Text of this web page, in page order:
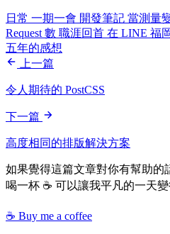
日常 一期一會 開發筆記 當測量
Request 數 職涯回首 在 LINE 福
五年的感想
上一篇
令人期待的 PostCSS
下一篇
高度相同的排版解決方案
如果覺得這篇文章對你有幫助的
喝一杯 ☕ 可以讓我平凡的一天
☕ Buy me a coffee